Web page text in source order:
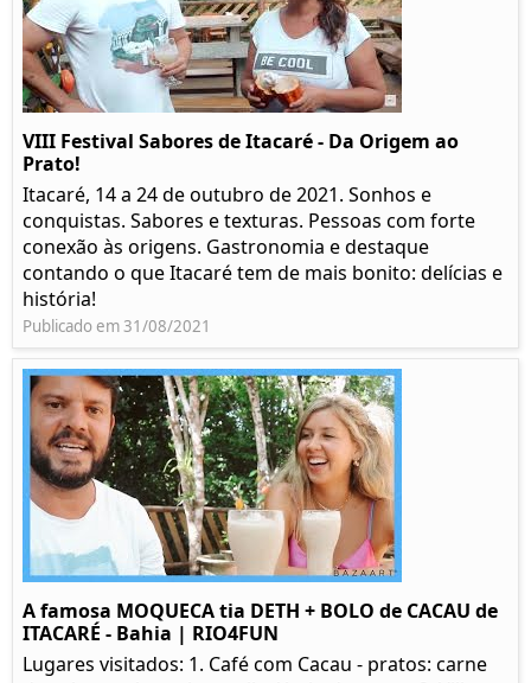
VIII Festival Sabores de Itacaré - Da Origem ao
Prato!
Itacaré, 14 a 24 de outubro de 2021. Sonhos e
conquistas. Sabores e texturas. Pessoas com forte
conexão às origens. Gastronomia e destaque
contando o que Itacaré tem de mais bonito: delícias e
história!
Publicado em 31/08/2021
A famosa MOQUECA tia DETH + BOLO de CACAU de
ITACARÉ - Bahia | RIO4FUN
Lugares visitados: 1. Café com Cacau - pratos: carne